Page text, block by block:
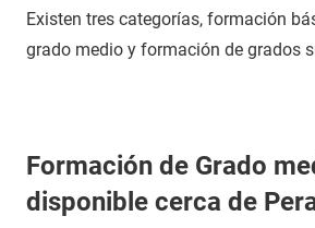
Existen tres categorías, formación
grado medio y formación de grados
Formación de Grado
disponible cerca de